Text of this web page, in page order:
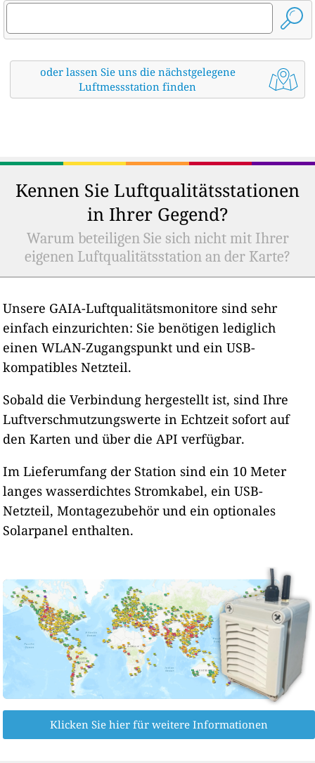
oder lassen Sie uns die nächstgelegene
Luftmessstation finden
Kennen Sie Luftqualitätsstationen
in Ihrer Gegend?
Warum beteiligen Sie sich nicht mit Ihrer
eigenen Luftqualitätsstation an der Karte?
Unsere GAIA-Luftqualitätsmonitore sind sehr
einfach einzurichten: Sie benötigen lediglich
einen WLAN-Zugangspunkt und ein USB-
kompatibles Netzteil.
Sobald die Verbindung hergestellt ist, sind Ihre
Luftverschmutzungswerte in Echtzeit sofort auf
den Karten und über die API verfügbar.
Im Lieferumfang der Station sind ein 10 Meter
langes wasserdichtes Stromkabel, ein USB-
Netzteil, Montagezubehör und ein optionales
Solarpanel enthalten.
Klicken Sie hier für weitere Informationen